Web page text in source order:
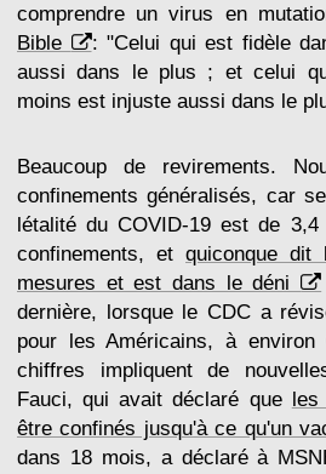
comprendre un virus en
Bible
: "Celui qui est fidèle
aussi dans le plus ; et celui
moins est injuste aussi dans le
Beaucoup de revirements.
confinements généralisés, car
létalité du COVID-19 est de
confinements, et quiconque dit
mesures et est dans le déni
dernière, lorsque le CDC a
pour les Américains, à
chiffres impliquent de
Fauci, qui avait déclaré que les
être confinés jusqu'à ce qu'un
dans 18 mois, a déclaré à